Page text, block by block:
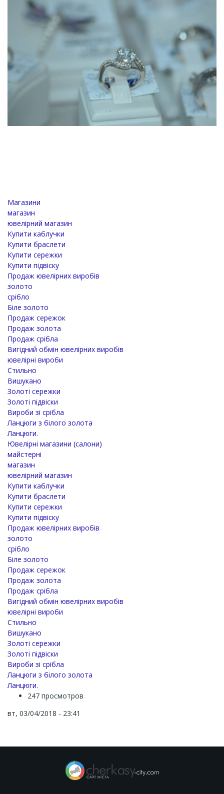
Магазини
магазин
ювелірний магазин
Купити каблучки
Купити браслети
Купити сережки
Купити підвіску
Продаж ювелірних виробів
золото
срібло
Біле золото
Продаж сережок
Продаж золота
Продаж срібла
Вигідний обмін ювелірних виробів
ювелірні вироби
Стильно
Вишукано
Золоті сережки
Золоті підвіски
Вироби зі срібла
Ланцюги з білого золота
Ланцюги.
Ювелірні магазини (салони)
майстерні
магазин
ювелірний магазин
Купити каблучки
Купити браслети
Купити сережки
Купити підвіску
Продаж ювелірних виробів
золото
срібло
Біле золото
Продаж сережок
Продаж золота
Продаж срібла
Вигідний обмін ювелірних виробів
ювелірні вироби
Стильно
Вишукано
Золоті сережки
Золоті підвіски
Вироби зі срібла
Ланцюги з білого золота
Ланцюги.
247 просмотров
вт, 03/04/2018 - 23:41